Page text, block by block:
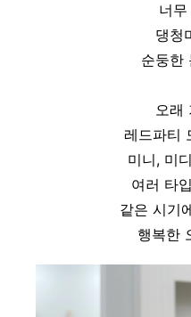
너무
댕청
순둥한
오래
레드파티
미니, 미
여러 타
같은 시기
행복한